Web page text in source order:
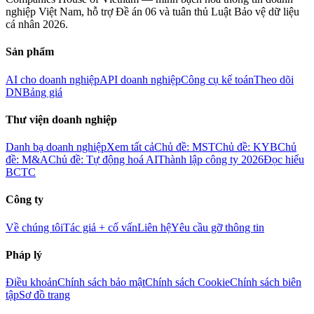
nghiệp Việt Nam, hỗ trợ Đề án 06 và tuân thủ Luật Bảo vệ dữ liệu
cá nhân 2026.
Sản phẩm
AI cho doanh nghiệpAPI doanh nghiệpCông cụ kế toánTheo dõi
DNBảng giá
Thư viện doanh nghiệp
Danh bạ doanh nghiệpXem tất cảChủ đề: MSTChủ đề: KYBChủ
đề: M&AChủ đề: Tự động hoá AIThành lập công ty 2026Đọc hiểu
BCTC
Công ty
Về chúng tôiTác giả + cố vấnLiên hệYêu cầu gỡ thông tin
Pháp lý
Điều khoảnChính sách bảo mậtChính sách CookieChính sách biên
tậpSơ đồ trang